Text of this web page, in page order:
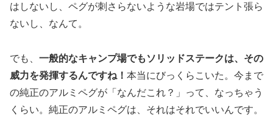
はしないし、ペグが刺さらないような岩場ではテント張ら
ないし、なんて。
でも、 一般的なキャンプ場でもソリッドステークは、その
威力を発揮するんですね！ 本当にびっくらこいた。今まで
の純正のアルミペグが「なんだこれ？」って、なっちゃう
くらい。純正のアルミペグは、それはそれでいいんです。